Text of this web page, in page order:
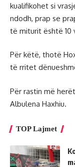
kualifikohet si
ndodh, prap se
të miturit është 10
Për këtë, thotë
të rritet
Për rastin më
Albulena Haxhiu.
TOP Lajmet